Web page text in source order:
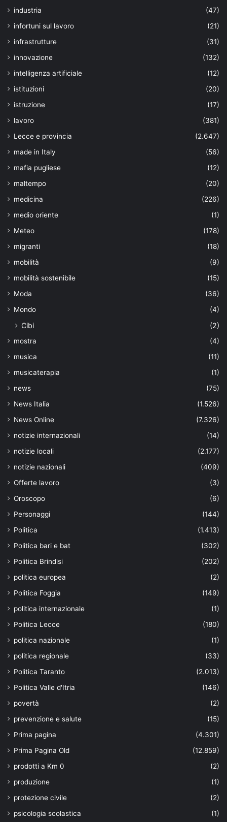
industria
(47)
infortuni sul lavoro
(21)
infrastrutture
(31)
innovazione
(132)
intelligenza artificiale
(12)
istituzioni
(20)
istruzione
(17)
lavoro
(381)
Lecce e provincia
(2.647)
made in Italy
(56)
mafia pugliese
(12)
maltempo
(20)
medicina
(226)
medio oriente
(1)
Meteo
(178)
migranti
(18)
mobilità
(9)
mobilità sostenibile
(15)
Moda
(36)
Mondo
(4)
Cibi (2)
mostra
(4)
musica
(11)
musicaterapia
(1)
news
(75)
News Italia
(1.526)
News Online
(7.326)
notizie internazionali
(14)
notizie locali
(2.177)
notizie nazionali
(409)
Offerte lavoro
(3)
Oroscopo
(6)
Personaggi
(144)
Politica
(1.413)
Politica bari e bat
(302)
Politica Brindisi
(202)
politica europea
(2)
Politica Foggia
(149)
politica internazionale
(1)
Politica Lecce
(180)
politica nazionale
(1)
politica regionale
(33)
Politica Taranto
(2.013)
Politica Valle d'Itria
(146)
povertà
(2)
prevenzione e salute
(15)
Prima pagina
(4.301)
Prima Pagina Old
(12.859)
prodotti a Km 0
(2)
produzione
(1)
protezione civile
(2)
psicologia scolastica
(1)